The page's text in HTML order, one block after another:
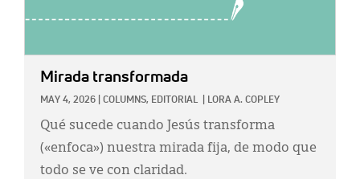
Mirada transformada
MAY 4, 2026 COLUMNS, EDITORIAL LORA A. COPLEY
Qué sucede cuando Jesús transforma
(«enfoca») nuestra mirada fija, de modo que
todo se ve con claridad.